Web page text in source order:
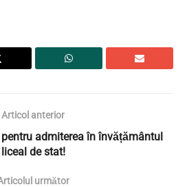
Articol anterior
admiterea în învățământul
liceal de stat!
următor